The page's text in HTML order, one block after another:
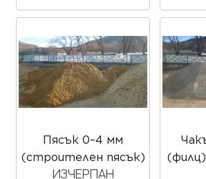
Пясък 0–4 мм
(строителен пясък)
ИЗЧЕРПАН
(филц)